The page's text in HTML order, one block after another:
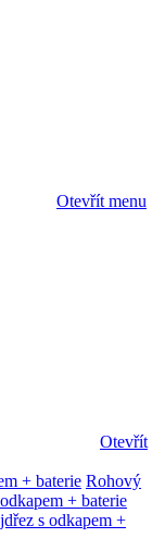
Otevřít menu
Otevřít
+ baterie Rohový
+ baterie
s odkapem +